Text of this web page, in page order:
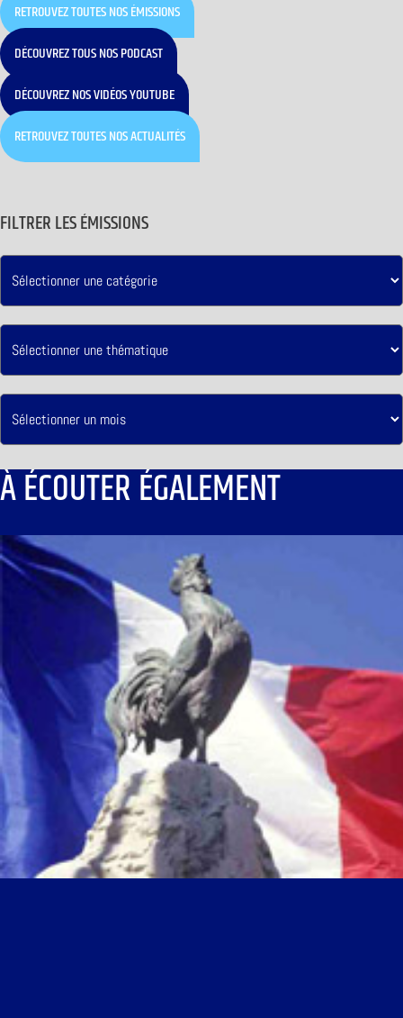
RETROUVEZ TOUTES NOS ÉMISSIONS
DÉCOUVREZ TOUS NOS PODCAST
DÉCOUVREZ NOS VIDÉOS YOUTUBE
RETROUVEZ TOUTES NOS ACTUALITÉS
FILTRER LES ÉMISSIONS
À ÉCOUTER ÉGALEMENT